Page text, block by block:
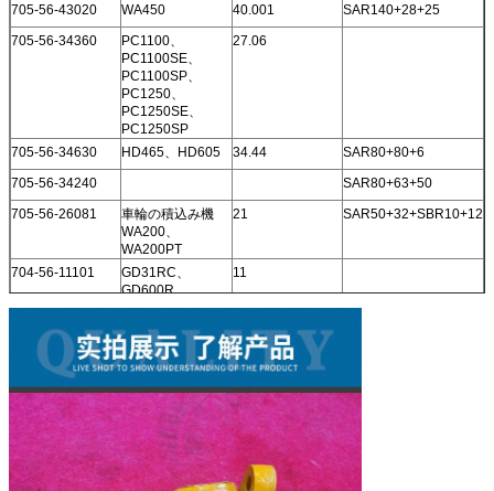
705-56-43020
WA450 40.001
SAR140+28+25
705-56-34360
PC1100、
PC1100SE、
PC1100SP、
PC1250、
PC1250SE、
PC1250SP
27.06
705-56-34630 HD465、HD605 34.44
SAR80+80+6
705-56-34240
SAR80+63+50
705-56-26081
車輪の積込み機
WA200、
WA200PT
21 SAR50+32+SBR10+12
704-56-11101
GD31RC、
GD600R、
GD605A、GS360
11
705-56-34240
WA420
705-56-34590
HM350 34.62
705-56-26081
車輪の積込み機
WA200 WA200PT
21
705-55-42110
LW250-
5H/LW250-5X